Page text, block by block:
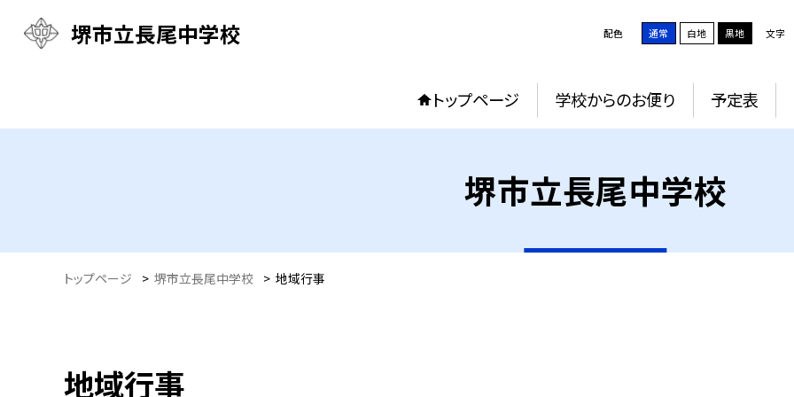
堺市立長尾中学校 配色 通常 白地 黒地 文字
トップページ 学校からのお便り 予定表
堺市立長尾中学校
トップページ > 堺市立長尾中学校 > 地域行事
地域行事